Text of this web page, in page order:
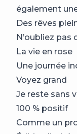
également
Des rêves
N’oubliez pas
La vie en rose
Une journée
Voyez grand
Je reste sans
100 % positif
Comme un